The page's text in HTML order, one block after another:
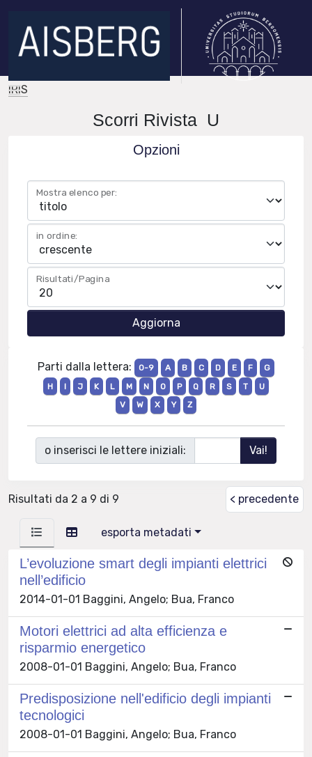
IRIS
Scorri Rivista U
Opzioni
Mostra elenco per:
in ordine:
Risultati/Pagina
Parti dalla lettera: 0-9 A B C D E F
G
H
I J K L M N O P Q R S T
U
V
W X Y Z
o inserisci le lettere iniziali:
Risultati da 2 a 9 di 9 < precedente
esporta metadati
L’evoluzione smart degli impianti elettrici
nell’edificio
2014-01-01 Baggini, Angelo; Bua, Franco
Motori elettrici ad alta efficienza e
risparmio energetico
2008-01-01 Baggini, Angelo; Bua, Franco
Predisposizione nell'edificio degli impianti
tecnologici
2008-01-01 Baggini, Angelo; Bua, Franco